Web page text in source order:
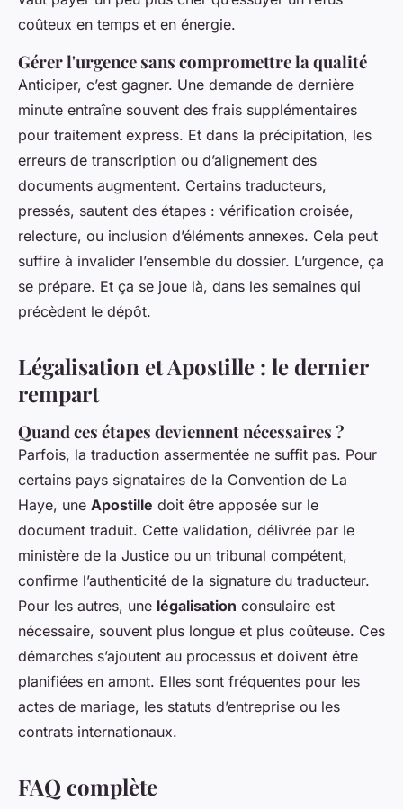
coûteux en temps et en énergie.
Gérer l'urgence sans compromettre la qualité
Anticiper, c’est gagner. Une demande de dernière
minute entraîne souvent des frais supplémentaires
pour traitement express. Et dans la précipitation, les
erreurs de transcription ou d’alignement des
documents augmentent. Certains traducteurs,
pressés, sautent des étapes : vérification croisée,
relecture, ou inclusion d’éléments annexes. Cela peut
suffire à invalider l’ensemble du dossier. L’urgence, ça
se prépare. Et ça se joue là, dans les semaines qui
précèdent le dépôt.
Légalisation et Apostille : le dernier
rempart
Quand ces étapes deviennent nécessaires ?
Parfois, la traduction assermentée ne suffit pas. Pour
certains pays signataires de la Convention de La
Haye, une Apostille doit être apposée sur le
document traduit. Cette validation, délivrée par le
ministère de la Justice ou un tribunal compétent,
confirme l’authenticité de la signature du traducteur.
Pour les autres, une légalisation consulaire est
nécessaire, souvent plus longue et plus coûteuse. Ces
démarches s’ajoutent au processus et doivent être
planifiées en amont. Elles sont fréquentes pour les
actes de mariage, les statuts d’entreprise ou les
contrats internationaux.
FAQ complète